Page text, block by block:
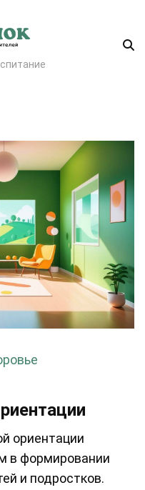
ориентации
в формировании
и подростков.